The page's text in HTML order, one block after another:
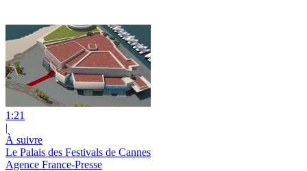
1:21
|
À suivre
Le Palais des Festivals de Cannes
Agence France-Presse